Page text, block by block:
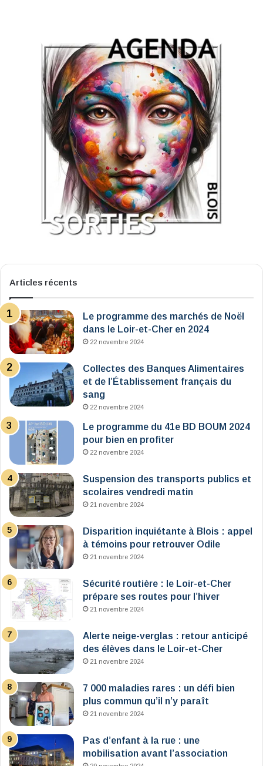
Articles récents
Le programme des marchés de Noël
dans le Loir-et-Cher en 2024
22 novembre 2024
Collectes des Banques Alimentaires
et de l’Établissement français du
sang
22 novembre 2024
Le programme du 41e BD BOUM 2024
pour bien en profiter
22 novembre 2024
Suspension des transports publics et
scolaires vendredi matin
21 novembre 2024
Disparition inquiétante à Blois : appel
à témoins pour retrouver Odile
21 novembre 2024
Sécurité routière : le Loir-et-Cher
prépare ses routes pour l’hiver
21 novembre 2024
Alerte neige-verglas : retour anticipé
des élèves dans le Loir-et-Cher
21 novembre 2024
7 000 maladies rares : un défi bien
plus commun qu’il n’y paraît
21 novembre 2024
Pas d’enfant à la rue : une
mobilisation avant l’association